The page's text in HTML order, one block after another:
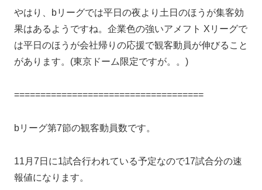
やはり、bリーグでは平日の夜より土日のほうが集客効
果はあるようですね。企業色の強いアメフト Xリーグで
は平日のほうが会社帰りの応援で観客動員が伸びること
があります。(東京ドーム限定ですが。。)
====================================
bリーグ第7節の観客動員数です。
11月7日に1試合行われている予定なので17試合分の速
報値になります。